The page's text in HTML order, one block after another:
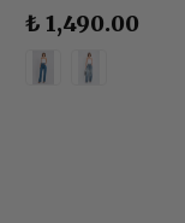
₺ 1,490.00